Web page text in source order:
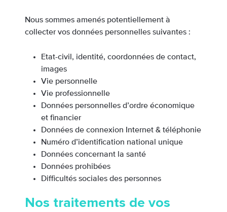
Nous sommes amenés potentiellement à
collecter vos données personnelles suivantes :
Etat-civil, identité, coordonnées de contact,
images
Vie personnelle
Vie professionnelle
Données personnelles d’ordre économique
et financier
Données de connexion Internet & téléphonie
Numéro d’identification national unique
Données concernant la santé
Données prohibées
Difficultés sociales des personnes
Nos traitements de vos